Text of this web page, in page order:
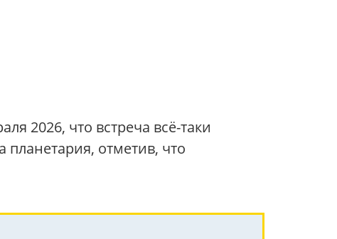
2026, что встреча всё-таки
планетария, отметив, что